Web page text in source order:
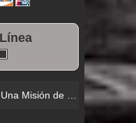
Misión de Locos